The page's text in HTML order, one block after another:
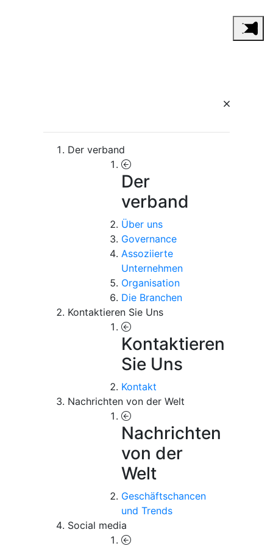
Der verband
Der
verband
Über uns
Governance
Assoziierte
Unternehmen
Organisation
Die Branchen
Kontaktieren Sie Uns
Kontaktieren
Sie Uns
Kontakt
Nachrichten von der Welt
Nachrichten
von der
Welt
Geschäftschancen
und Trends
Social media